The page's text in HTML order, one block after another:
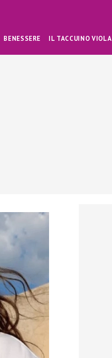
BENESSERE IL TACCUINO VIOLA